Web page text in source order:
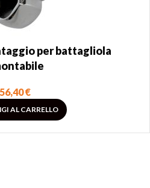
per battagliola
56,40€
AL CARRELLO